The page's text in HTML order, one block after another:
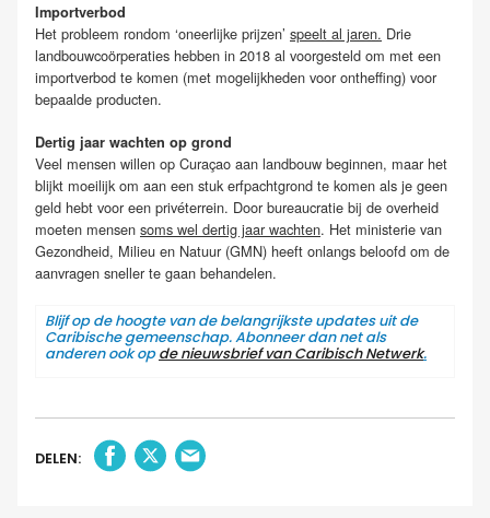
Importverbod
Het probleem rondom ‘oneerlijke prijzen’ speelt al jaren. Drie
landbouwcoörperaties hebben in 2018 al voorgesteld om met een
importverbod te komen (met mogelijkheden voor ontheffing) voor
bepaalde producten.
Dertig jaar wachten op grond
Veel mensen willen op Curaçao aan landbouw beginnen, maar het
blijkt moeilijk om aan een stuk erfpachtgrond te komen als je geen
geld hebt voor een privéterrein. Door bureaucratie bij de overheid
moeten mensen soms wel dertig jaar wachten. Het ministerie van
Gezondheid, Milieu en Natuur (GMN) heeft onlangs beloofd om de
aanvragen sneller te gaan behandelen.
Blijf op de hoogte van de belangrijkste updates uit de
Caribische gemeenschap. Abonneer dan net als
anderen ook opde nieuwsbrief van Caribisch Netwerk.
DELEN: